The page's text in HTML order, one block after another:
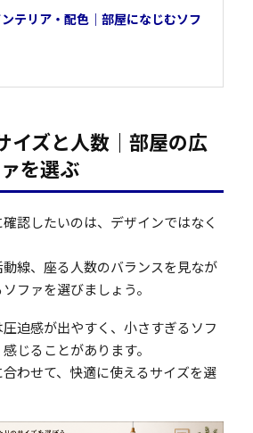
テリア・配色｜部屋になじむソフ
イズと人数｜部屋の広
を選ぶ
認したいのは、デザインではなく
線、座る人数のバランスを見なが
ファを選びましょう。
迫感が出やすく、小さすぎるソフ
じることがあります。
わせて、快適に使えるサイズを選